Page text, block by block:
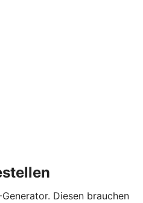
Diesen brauchen